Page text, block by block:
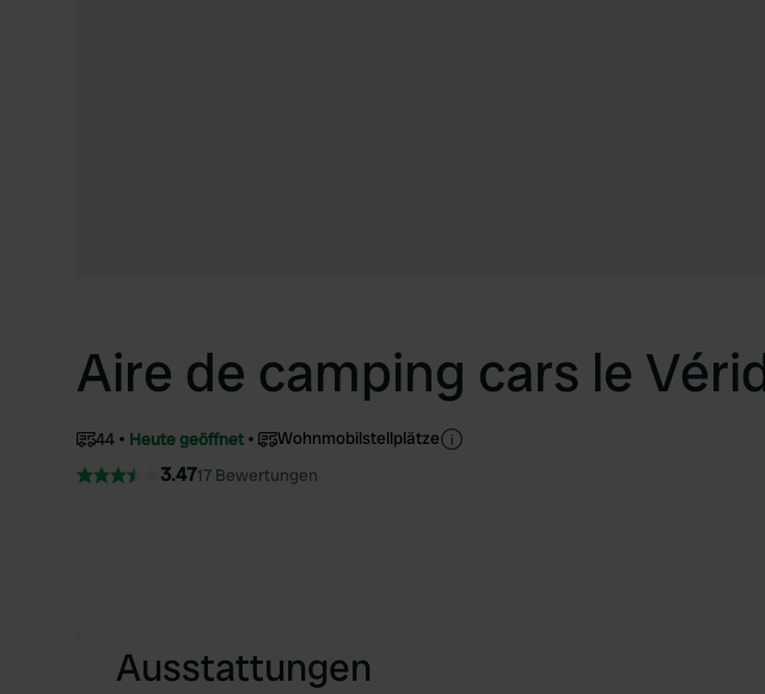
Aire de camping cars le
44 Heute geöffnet Wohnmobilstellplätze
3.4717 Bewertungen
Ausstattungen